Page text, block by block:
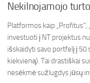
Nekilnojamojo
Platformos kaip „Profitus“,
investuoti į NT projektus
išskaidyti savo portfelį į
kiekvieną). Tai drastiškai
nesėkmė sužlugdys jūsų